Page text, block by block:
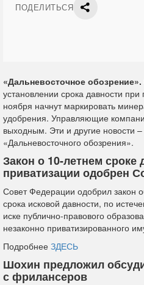
ПОДЕЛИТЬСЯ
«Дальневосточное обозрение».
установлении срока давности
ноября начнут маркировать
удобрения. Управляющие
выходным. Эти и другие новости
«Дальневосточного обозрения».
Закон о 10-летнем сроке
приватизации одобрен
Совет Федерации одобрил закон
срока исковой давности, по
иске публично-правового
незаконно приватизированного
Подробнее ЗДЕСЬ
Шохин предложил
с фрилансеров